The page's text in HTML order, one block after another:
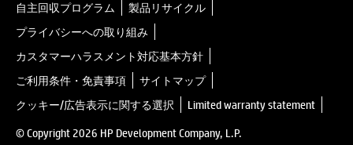
自主回収プログラム
製品リサイクル
プライバシーへの取り組み
カスタマーハラスメント対応基本方針
ご利用条件・免責事項
サイトマップ
クッキー/広告表示に関する選択
Limited warranty statement
© Copyright 2026 HP Development Company, L.P.